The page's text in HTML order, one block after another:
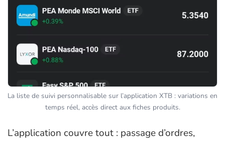
La liste de suivi personnalisable sur l’application XTB : variations en
temps réel, accès direct aux fiches produits.
L’application couvre tout : passage d’ordres,